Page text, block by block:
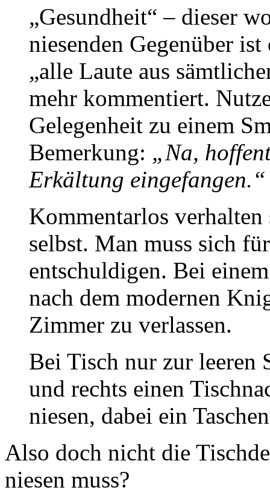
„Gesundheit“ – dieser
niesenden Gegenüber
„alle Laute aus
mehr kommentiert.
Gelegenheit zu einem
Bemerkung: „Na,
Erkältung eingefangen.“
Kommentarlos
selbst. Man muss sich
entschuldigen. Bei
nach dem modernen
Zimmer zu verlassen.
Bei Tisch nur zur leeren
und rechts einen
niesen, dabei ein
Also doch nicht die
niesen muss?